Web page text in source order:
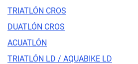
TRIATLÓN CROS
DUATLÓN CROS
ACUATLÓN
TRIATLÓN LD / AQUABIKE LD